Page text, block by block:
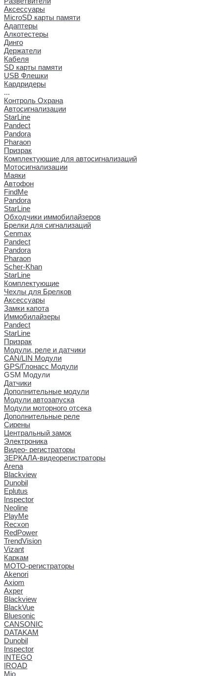
Аксессуары
MicroSD карты памяти
Адаптеры
Алкотестеры
Динго
Держатели
Кабеля
SD карты памяти
USB Флешки
Кардридеры
...
Контроль Охрана
Автосигнализации
StarLine
Pandect
Pandora
Pharaon
Призрак
Комплектующие для автосигнализаций
Мотосигнализации
Маяки
Автофон
FindMe
Pandora
StarLine
Обходчики иммобилайзеров
Брелки для сигнализаций
Cenmax
Pandect
Pandora
Pharaon
Scher-Khan
StarLine
Комплектующие
Чехлы для Брелков
Аксессуары
Замки капота
Иммобилайзеры
Pandect
StarLine
Призрак
Модули, реле и датчики
CAN/LIN Модули
GPS/Глонасс Модули
GSM Модули
Датчики
Дополнительные модули
Модули автозапуска
Модули моторного отсека
Дополнительные реле
Сирены
Центральный замок
Электроника
Видео- регистраторы
ЗЕРКАЛА-видеорегистраторы
Arena
Blackview
Dunobil
Eplutus
Inspector
Neoline
PlayMe
Recxon
RedPower
TrendVision
Vizant
Каркам
МОТО-регистраторы
Akenori
Axiom
Axper
Blackview
BlackVue
Bluesonic
CANSONIC
DATAKAM
Dunobil
Inspector
INTEGO
IROAD
Mio